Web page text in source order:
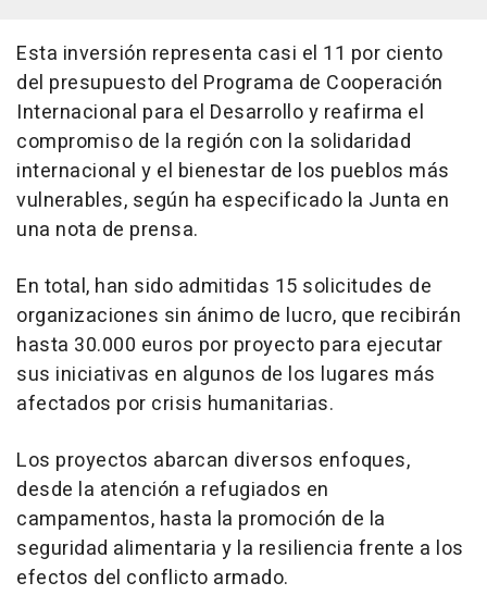
Esta inversión representa casi el 11 por ciento
del presupuesto del Programa de Cooperación
Internacional para el Desarrollo y reafirma el
compromiso de la región con la solidaridad
internacional y el bienestar de los pueblos más
vulnerables, según ha especificado la Junta en
una nota de prensa.
En total, han sido admitidas 15 solicitudes de
organizaciones sin ánimo de lucro, que recibirán
hasta 30.000 euros por proyecto para ejecutar
sus iniciativas en algunos de los lugares más
afectados por crisis humanitarias.
Los proyectos abarcan diversos enfoques,
desde la atención a refugiados en
campamentos, hasta la promoción de la
seguridad alimentaria y la resiliencia frente a los
efectos del conflicto armado.